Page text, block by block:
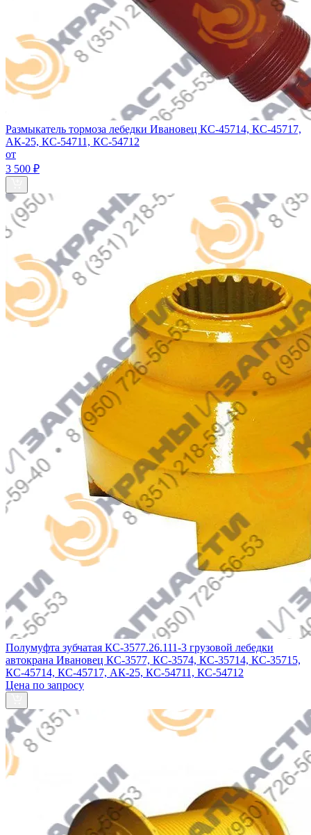
Размыкатель тормоза лебедки Ивановец КС-45714, КС-45717,
АК-25, КС-54711, КС-54712
от
3 500 ₽
Полумуфта зубчатая КС-3577.26.111-3 грузовой лебедки
автокрана Ивановец КС-3577, КС-3574, КС-35714, КС-35715,
КС-45714, КС-45717, АК-25, КС-54711, КС-54712
Цена по запросу